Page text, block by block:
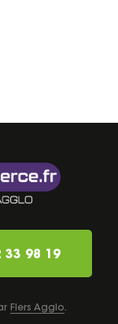
33 98 19
Flers Agglo.